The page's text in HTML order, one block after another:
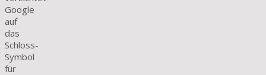
Google
auf
das
Schloss-
Symbol
für